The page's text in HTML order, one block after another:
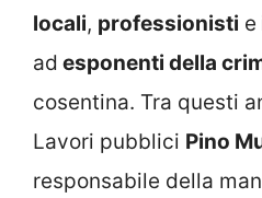
locali, professionisti e
ad esponenti della
cosentina. Tra questi
Lavori pubblici Pino
responsabile della